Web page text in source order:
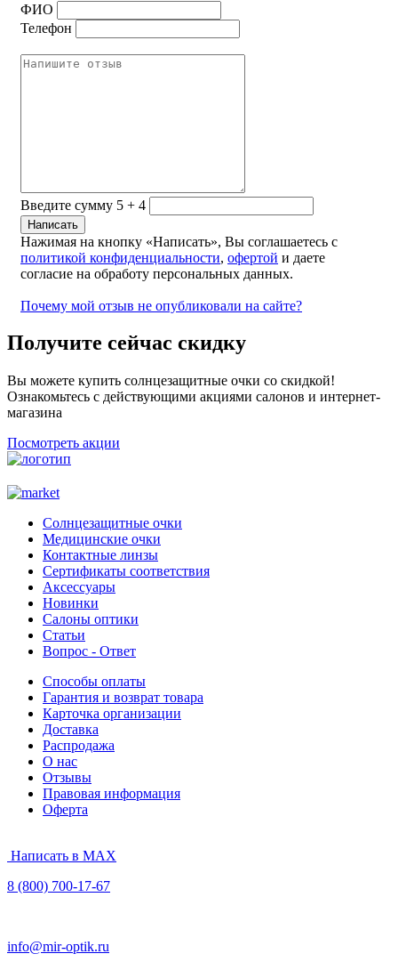
ФИО
Телефон
Введите сумму 5 + 4
Нажимая на кнопку «Написать», Вы соглашаетесь с
политикой конфиденциальности, офертой и даете
согласие на обработу персональных данных.
Почему мой отзыв не опубликовали на сайте?
Получите сейчас скидку
Вы можете купить солнцезащитные очки со скидкой!
Ознакомьтесь с действующими акциями салонов и интернет-
магазина
Посмотреть акции
Солнцезащитные очки
Медицинские очки
Контактные линзы
Сертификаты соответствия
Аксессуары
Новинки
Салоны оптики
Статьи
Вопрос - Ответ
Способы оплаты
Гарантия и возврат товара
Карточка организации
Доставка
Распродажа
О нас
Отзывы
Правовая информация
Оферта
Написать в MAX
8 (800) 700-17-67
info@mir-optik.ru